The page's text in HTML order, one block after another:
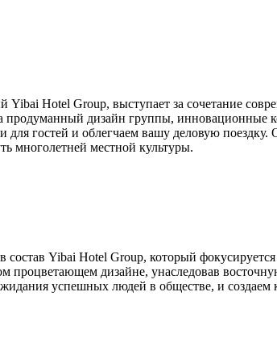
Hotel Group, выступает за сочетание
продуманный дизайн группы, инновационные
гостей и облегчаем вашу деловую
многолетней местной культуры.
состав Yibai Hotel Group, который
процветающем дизайне, унаследовав
успешных людей в обществе, и